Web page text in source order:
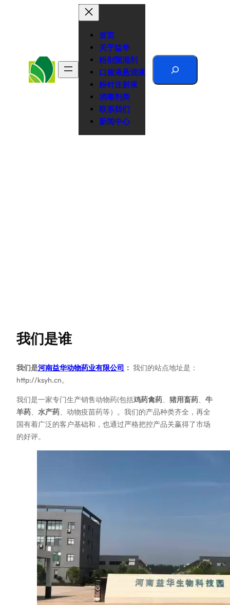
首页
关于益华
粉剂预混剂
口服液悬混液
粉针注射液
消毒剂类
联系我们
新闻中心
Search
我们是谁
我们是河南益华动物药业有限公司 ： 我们的站点地址是：
http://ksyh.cn。
我们是一家专门生产销售动物药(包括鸡药禽药、 猪用畜药、 牛
羊药、 水产药、动物疫苗药等）。我们的产品种类齐全，再全
国有着广泛的客户基础和，也通过严格把控产品关赢得了市场
的好评。